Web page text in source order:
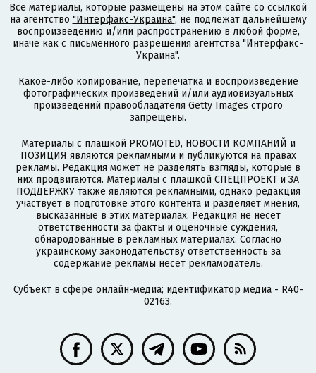
Все материалы, которые размещены на этом сайте со ссылкой
на агентство "Интерфакс-Украина", не подлежат дальнейшему
воспроизведению и/или распространению в любой форме,
иначе как с письменного разрешения агентства "Интерфакс-
Украина".
Какое-либо копирование, перепечатка и воспроизведение
фотографических произведений и/или аудиовизуальных
произведений правообладателя Getty Images строго
запрещены.
Материалы с плашкой PROMOTED, НОВОСТИ КОМПАНИЙ и
ПОЗИЦИЯ являются рекламными и публикуются на правах
рекламы. Редакция может не разделять взгляды, которые в
них продвигаются. Материалы с плашкой СПЕЦПРОЕКТ и ЗА
ПОДДЕРЖКУ также являются рекламными, однако редакция
участвует в подготовке этого контента и разделяет мнения,
высказанные в этих материалах. Редакция не несет
ответственности за факты и оценочные суждения,
обнародованные в рекламных материалах. Согласно
украинскому законодательству ответственность за
содержание рекламы несет рекламодатель.
Субъект в сфере онлайн-медиа; идентификатор медиа - R40-
02163.